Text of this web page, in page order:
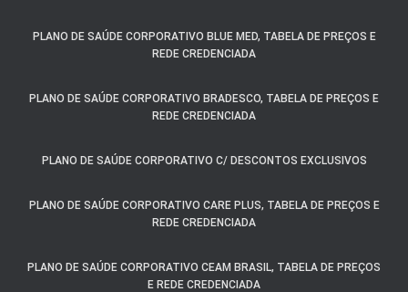
PLANO DE SAÚDE CORPORATIVO BLUE MED, TABELA DE PREÇOS E
REDE CREDENCIADA
PLANO DE SAÚDE CORPORATIVO BRADESCO, TABELA DE PREÇOS E
REDE CREDENCIADA
PLANO DE SAÚDE CORPORATIVO C/ DESCONTOS EXCLUSIVOS
PLANO DE SAÚDE CORPORATIVO CARE PLUS, TABELA DE PREÇOS E
REDE CREDENCIADA
PLANO DE SAÚDE CORPORATIVO CEAM BRASIL, TABELA DE PREÇOS
E REDE CREDENCIADA